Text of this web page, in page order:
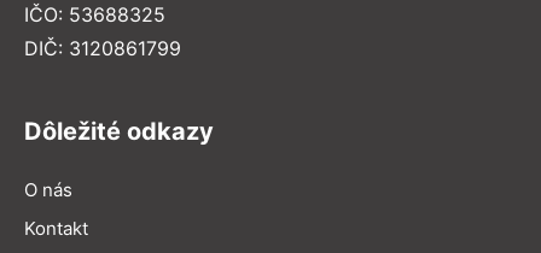
IČO: 53688325
DIČ: 3120861799
Dôležité odkazy
O nás
Kontakt